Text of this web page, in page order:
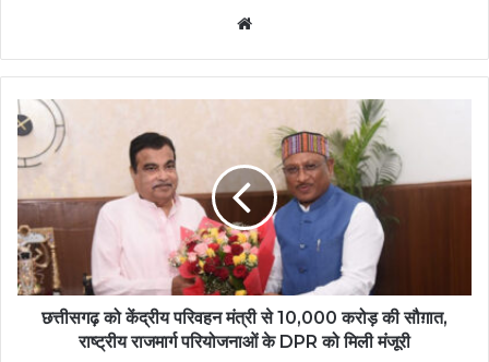
छत्तीसगढ़ को केंद्रीय परिवहन मंत्री से 10,000 करोड़ की सौग़ात,
राष्ट्रीय राजमार्ग परियोजनाओं के DPR को मिली मंजूरी